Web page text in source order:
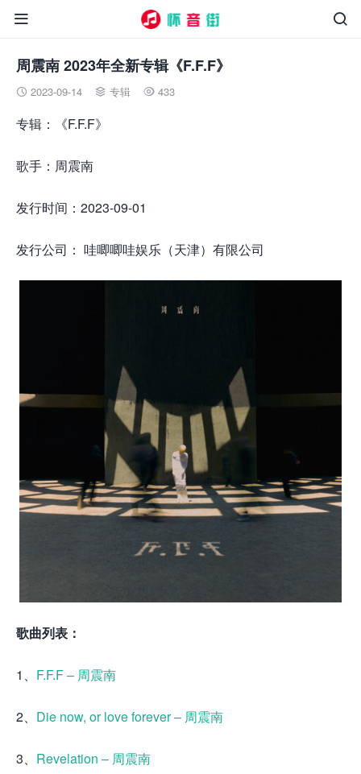


周震南 2023年全新专辑《F.F.F》
 2023-09-14  专辑  433
专辑：《F.F.F》
歌手：周震南
发行时间：2023-09-01
发行公司： 哇唧唧哇娱乐（天津）有限公司
歌曲列表：
1、 F.F.F – 周震南
2、 Die now, or love forever – 周震南
3、 Revelation – 周震南